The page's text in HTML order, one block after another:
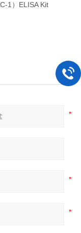
1）ELISA Kit